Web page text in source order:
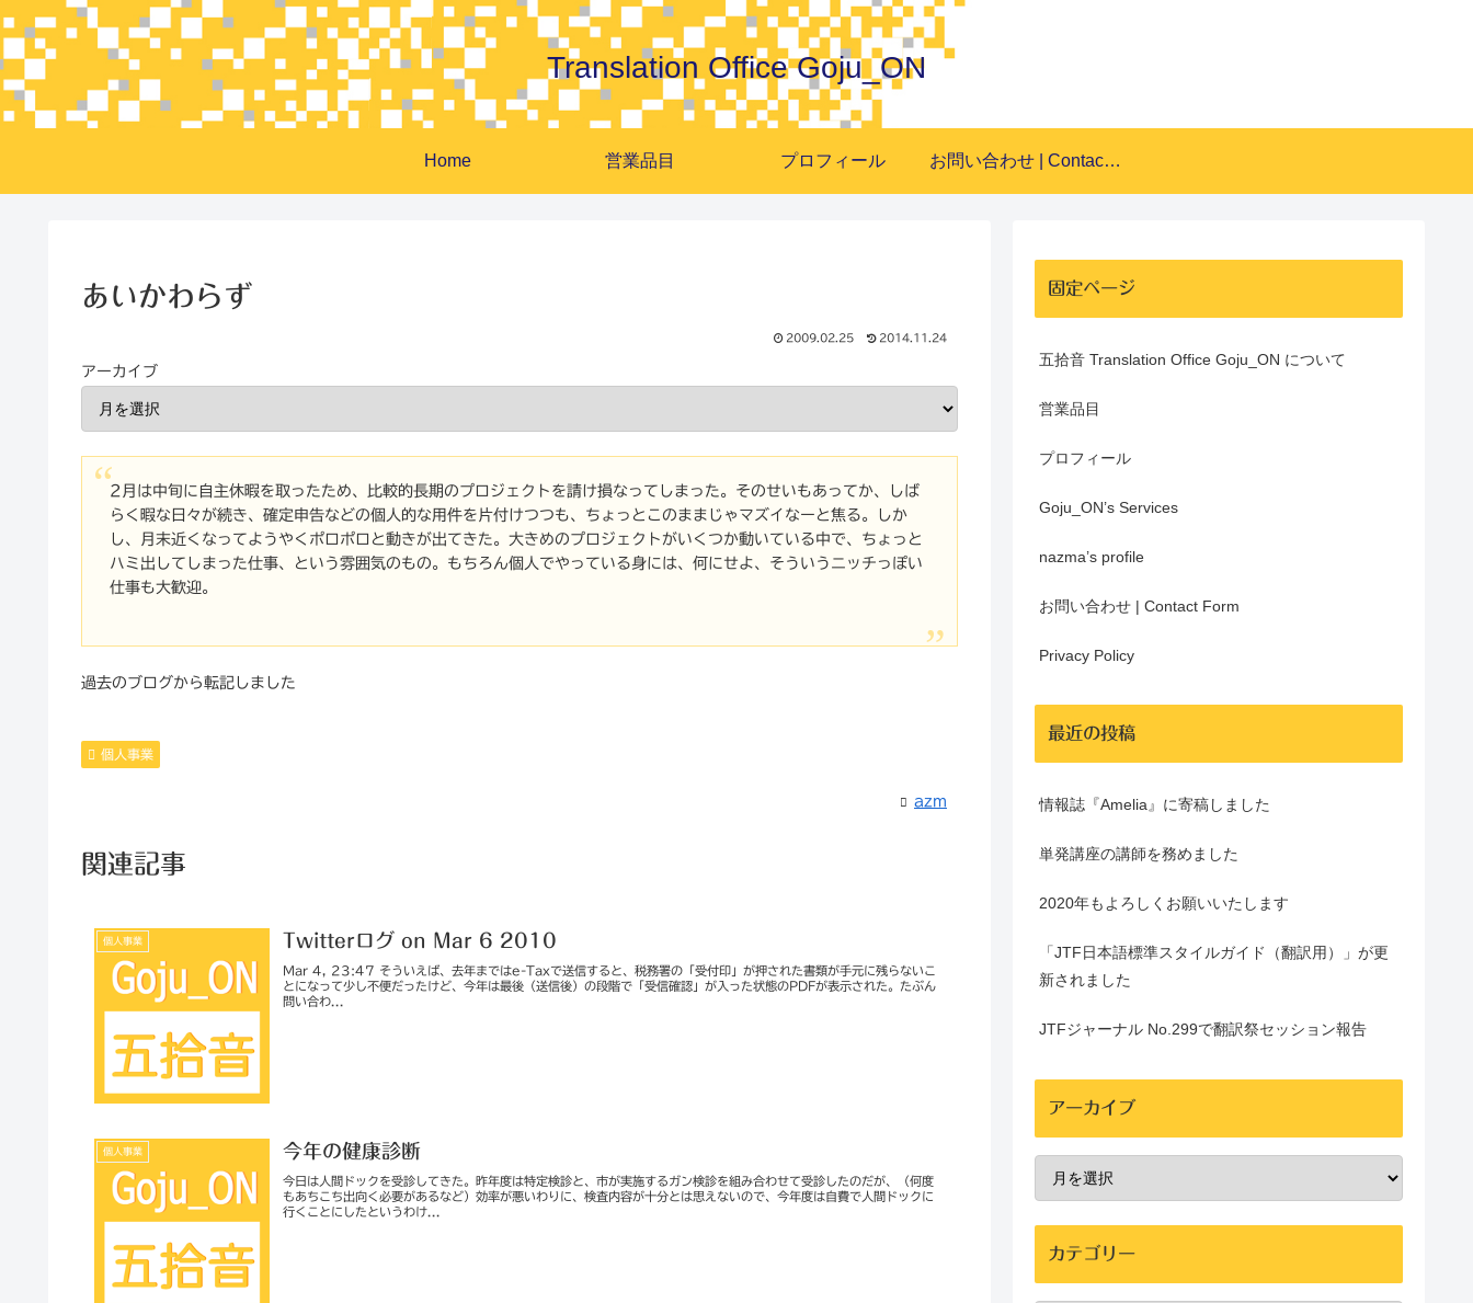
Translation Office Goju_ON
Home 営業品目 プロフィール お問い合わせ | Contact Form
あいかわらず
2009.02.25 2014.11.24
アーカイブ
2月は中旬に自主休暇を取ったため、比較的長期のプロジェクトを請け損なってしまった。そのせいもあってか、しば
らく暇な日々が続き、確定申告などの個人的な用件を片付けつつも、ちょっとこのままじゃマズイなーと焦る。しか
し、月末近くなってようやくポロポロと動きが出てきた。大きめのプロジェクトがいくつか動いている中で、ちょっと
ハミ出してしまった仕事、という雰囲気のもの。もちろん個人でやっている身には、何にせよ、そういうニッチっぽい
仕事も大歓迎。
過去のブログから転記しました
個人事業
azm
関連記事
個人事業 Twitterログ on Mar 6 2010
Mar 4, 23:47 そういえば、去年まではe-Taxで送信すると、税務署の「受付印」が押された書類が手元に残らないこ
とになって少し不便だったけど、今年は最後（送信後）の段階で「受信確認」が入った状態のPDFが表示された。たぶん
問い合わ...
個人事業 今年の健康診断
今日は人間ドックを受診してきた。昨年度は特定検診と、市が実施するガン検診を組み合わせて受診したのだが、（何度
もあちこち出向く必要があるなど）効率が悪いわりに、検査内容が十分とは思えないので、今年度は自費で人間ドックに
行くことにしたというわけ...
固定ページ
五拾音 Translation Office Goju_ON について
営業品目
プロフィール
Goju_ON’s Services
nazma’s profile
お問い合わせ | Contact Form
Privacy Policy
最近の投稿
情報誌『Amelia』に寄稿しました
単発講座の講師を務めました
2020年もよろしくお願いいたします
「JTF日本語標準スタイルガイド（翻訳用）」が更
新されました
JTFジャーナル No.299で翻訳祭セッション報告
アーカイブ
カテゴリー